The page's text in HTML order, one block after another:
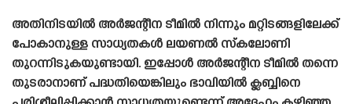
അതിനിടയിൽ അർജന്റീന ടീമിൽ നിന്നും മറ്റിടങ്ങളിലേക്ക്
പോകാനുള്ള സാധ്യതകൾ ലയണൽ സ്‌കലോണി
തുറന്നിടുകയുണ്ടായി. ഇപ്പോൾ അർജന്റീന ടീമിൽ തന്നെ
തുടരാനാണ് പദ്ധതിയെങ്കിലും ഭാവിയിൽ ക്ലബ്ബിനെ